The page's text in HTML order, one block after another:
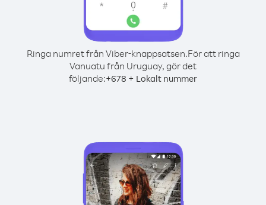
Ringa numret från Viber-knappsatsen.För att ringa
Vanuatu från Uruguay, gör det
följande:+678 + Lokalt nummer